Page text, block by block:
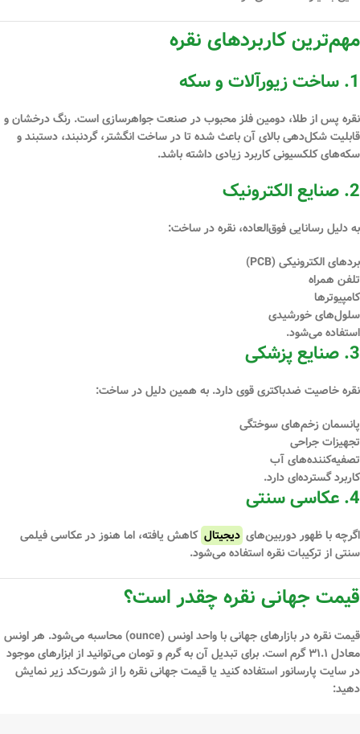
مهم‌ترین کاربردهای نقره
1. ساخت زیورآلات و سکه
نقره پس از طلا، دومین فلز محبوب در صنعت جواهرسازی است. رنگ درخشان و
قابلیت شکل‌دهی بالای آن باعث شده تا در ساخت انگشتر، گردنبند، دستبند و
سکه‌های کلکسیونی کاربرد زیادی داشته باشد.
2. صنایع الکترونیک
به دلیل رسانایی فوق‌العاده، نقره در ساخت:
بردهای الکترونیکی (PCB)
تلفن همراه
کامپیوترها
سلول‌های خورشیدی
استفاده می‌شود.
3. صنایع پزشکی
نقره خاصیت ضدباکتری قوی دارد. به همین دلیل در ساخت:
پانسمان زخم‌های سوختگی
تجهیزات جراحی
تصفیه‌کننده‌های آب
کاربرد گسترده‌ای دارد.
4. عکاسی سنتی
اگرچه با ظهور دوربین‌های دیجیتال کاهش یافته، اما هنوز در عکاسی فیلمی
سنتی از ترکیبات نقره استفاده می‌شود.
قیمت جهانی نقره چقدر است؟
قیمت نقره در بازارهای جهانی با واحداونس (ounce)
محاسبه می‌شود. هر اونس
معادل ۳۱.۱ گرم
است. برای تبدیل آن به گرم و تومان می‌توانید از ابزارهای موجود
در سایت پارسانور استفاده کنید یا قیمت جهانی نقره را از شورت‌کد زیر نمایش
دهید: